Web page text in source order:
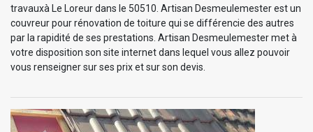
travauxà Le Loreur dans le 50510. Artisan Desmeulemester est un
couvreur pour rénovation de toiture qui se différencie des autres
par la rapidité de ses prestations. Artisan Desmeulemester met à
votre disposition son site internet dans lequel vous allez pouvoir
vous renseigner sur ses prix et sur son devis.